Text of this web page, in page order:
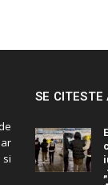
SE CITESTE